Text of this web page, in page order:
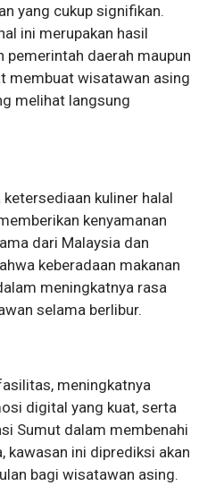
yang cukup signifikan.
ini merupakan hasil
daerah maupun
membuat wisatawan asing
melihat langsung
kuliner halal
kenyamanan
dari Malaysia dan
keberadaan makanan
meningkatnya rasa
selama berlibur.
meningkatnya
digital yang kuat, serta
Sumut dalam membenahi
kawasan ini diprediksi akan
bagi wisatawan asing.